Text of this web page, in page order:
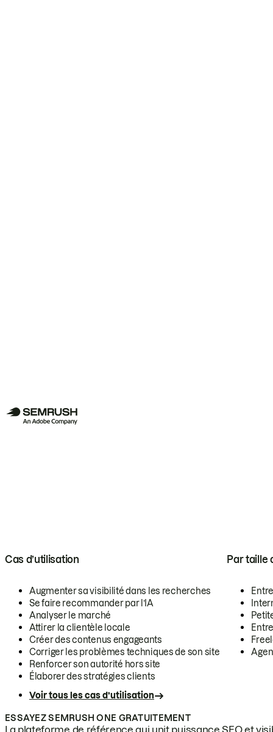
Cas d’utilisation
Augmenter sa visibilité dans les recherches
Se faire recommander par l’IA
Analyser le marché
Attirer la clientèle locale
Créer des contenus engageants
Corriger les problèmes techniques de son site
Renforcer son autorité hors site
Élaborer des stratégies clients
Voir tous les cas d’utilisation
Par taille
ESSAYEZ SEMRUSH ONE GRATUITEMENT
La plateforme de référence qui unit puissance SEO et